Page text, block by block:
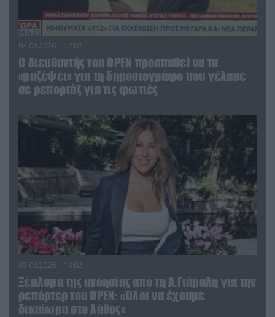
04.08.2026 | 12:02
O διευθυντής του OPEN προσπαθεί να τα
«μαζέψει» για τη δημοσιογράφο που γέλασε
σε ρεπορτάζ για τις φωτιές
03.08.2026 | 19:02
Ξέπλυμα της ανοησίας από τη Α.Γιάμαλη για την
ρεπόρτερ του ΟΡΕΝ: «Όλοι να έχουμε
δικαίωμα στο λάθος»